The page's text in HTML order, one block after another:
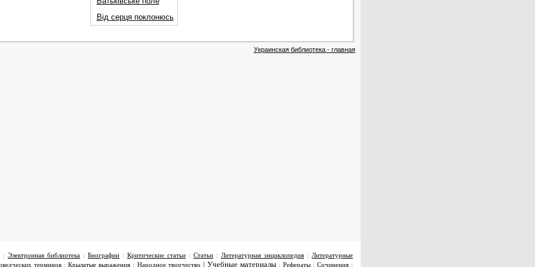
Від серця поклонюсь
Украинская библиотека - главная
: Электронная библиотека : Биографии : Критические статьи : Статьи : Литературная энциклопедия : Литературные
терминов :Крылатые выражения : Народное творчество | Учебные материалы : Рефераты:Сочинения :